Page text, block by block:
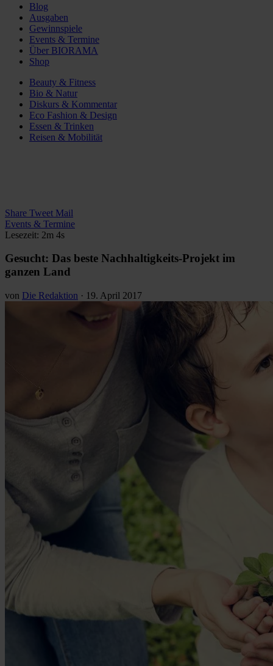
Blog
Ausgaben
Gewinnspiele
Events & Termine
Über BIORAMA
Shop
Beauty & Fitness
Bio & Natur
Diskurs & Kommentar
Eco Fashion & Design
Essen & Trinken
Reisen & Mobilität
Share Tweet Mail
Events & Termine
Lesezeit: 2m 4s
Gesucht: Das beste Nachhaltigkeits-Projekt im
ganzen Land
von Die Redaktion · 19. April 2017